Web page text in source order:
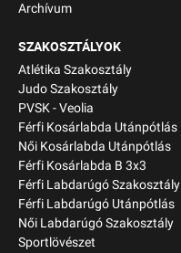
Archívum
SZAKOSZTÁLYOK
Atlétika Szakosztály
Judo Szakosztály
PVSK - Veolia
Férfi Kosárlabda Utánpótlás
Női Kosárlabda Utánpótlás
Férfi Kosárlabda B 3x3
Férfi Labdarúgó Szakosztály
Férfi Labdarúgó Utánpótlás
Női Labdarúgó Szakosztály
Sportlövészet